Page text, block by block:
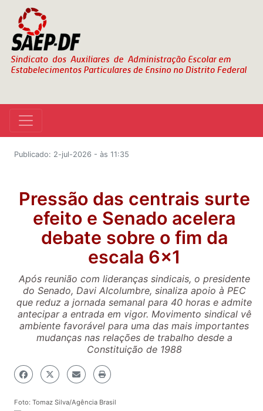
Publicado: 2-jul-2026 - às 11:35
Pressão das centrais surte
efeito e Senado acelera
debate sobre o fim da
escala 6×1
Após reunião com lideranças sindicais, o presidente
do Senado, Davi Alcolumbre, sinaliza apoio à PEC
que reduz a jornada semanal para 40 horas e admite
antecipar a entrada em vigor. Movimento sindical vê
ambiente favorável para uma das mais importantes
mudanças nas relações de trabalho desde a
Constituição de 1988
Foto: Tomaz Silva/Agência Brasil